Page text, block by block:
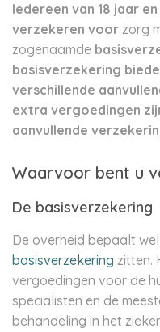
Iedereen van 18 jaar
verzekeren voor zorg
zogenaamde
basisverzekering
verschillende
extra vergoedingen
aanvullende
Waarvoor bent u
De basisverzekering
De overheid bepaalt
basisverzekering zitten.
vergoedingen voor de
specialisten en de
behandeling in het